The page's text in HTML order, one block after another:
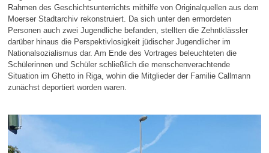
Rahmen des Geschichtsunterrichts mithilfe von Originalquellen aus dem
Moerser Stadtarchiv rekonstruiert. Da sich unter den ermordeten
Personen auch zwei Jugendliche befanden, stellten die Zehntklässler
darüber hinaus die Perspektivlosigkeit jüdischer Jugendlicher im
Nationalsozialismus dar. Am Ende des Vortrages beleuchteten die
Schülerinnen und Schüler schließlich die menschenverachtende
Situation im Ghetto in Riga, wohin die Mitglieder der Familie Callmann
zunächst deportiert worden waren.